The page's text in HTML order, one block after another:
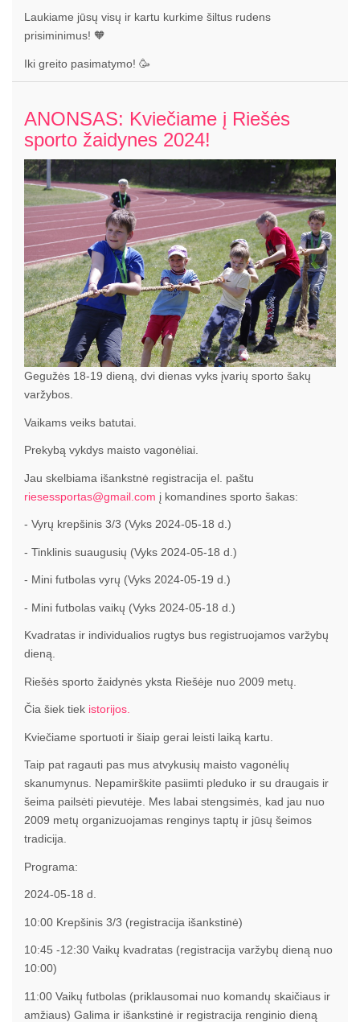
Laukiame jūsų visų ir kartu kurkime šiltus rudens
prisiminimus! 🧡
Iki greito pasimatymo! 🥳
ANONSAS: Kviečiame į Riešės
sporto žaidynes 2024!
Gegužės 18-19 dieną, dvi dienas vyks įvarių sporto šakų
varžybos.
Vaikams veiks batutai.
Prekybą vykdys maisto vagonėliai.
Jau skelbiama išankstnė registracija el. paštu
riesessportas@gmail.com į komandines sporto šakas:
- Vyrų krepšinis 3/3 (Vyks 2024-05-18 d.)
- Tinklinis suaugusių (Vyks 2024-05-18 d.)
- Mini futbolas vyrų (Vyks 2024-05-19 d.)
- Mini futbolas vaikų (Vyks 2024-05-18 d.)
Kvadratas ir individualios rugtys bus registruojamos varžybų
dieną.
Riešės sporto žaidynės yksta Riešėje nuo 2009 metų.
Čia šiek tiek istorijos.
Kviečiame sportuoti ir šiaip gerai leisti laiką kartu.
Taip pat ragauti pas mus atvykusių maisto vagonėlių
skanumynus. Nepamirškite pasiimti pleduko ir su draugais ir
šeima pailsėti pievutėje. Mes labai stengsimės, kad jau nuo
2009 metų organizuojamas renginys taptų ir jūsų šeimos
tradicija.
Programa:
2024-05-18 d.
10:00 Krepšinis 3/3 (registracija išankstinė)
10:45 -12:30 Vaikų kvadratas (registracija varžybų dieną nuo
10:00)
11:00 Vaikų futbolas (priklausomai nuo komandų skaičiaus ir
amžiaus) Galima ir išankstinė ir registracija renginio dieną